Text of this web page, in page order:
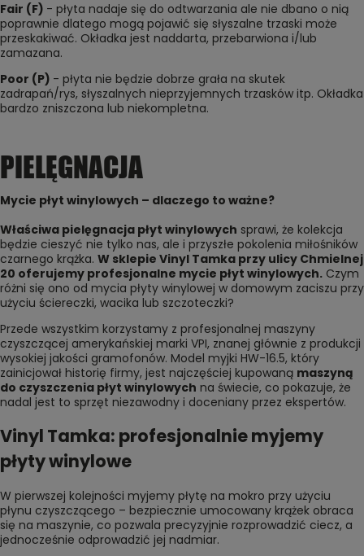
Fair (F) - płyta nadaje się do odtwarzania ale nie dbano o nią
poprawnie dlatego mogą pojawić się słyszalne trzaski może
przeskakiwać. Okładka jest naddarta, przebarwiona i/lub
zamazana.
Poor (P) - płyta nie będzie dobrze grała na skutek
zadrapań/rys, słyszalnych nieprzyjemnych trzasków itp. Okładka
bardzo zniszczona lub niekompletna.
PIELĘGNACJA
Mycie płyt winylowych – dlaczego to ważne?
Właściwa pielęgnacja płyt winylowych sprawi, że kolekcja
będzie cieszyć nie tylko nas, ale i przyszłe pokolenia miłośników
czarnego krążka. W sklepie Vinyl Tamka przy ulicy Chmielnej
20 oferujemy profesjonalne mycie płyt winylowych. Czym
różni się ono od mycia płyty winylowej w domowym zaciszu przy
użyciu ściereczki, wacika lub szczoteczki?
Przede wszystkim korzystamy z profesjonalnej maszyny
czyszczącej amerykańskiej marki VPI, znanej głównie z produkcji
wysokiej jakości gramofonów. Model myjki HW-16.5, który
zainicjował historię firmy, jest najczęściej kupowaną maszyną
do czyszczenia płyt winylowych na świecie, co pokazuje, że
nadal jest to sprzęt niezawodny i doceniany przez ekspertów.
Vinyl Tamka: profesjonalnie myjemy
płyty winylowe
W pierwszej kolejności myjemy płytę na mokro przy użyciu
płynu czyszczącego – bezpiecznie umocowany krążek obraca
się na maszynie, co pozwala precyzyjnie rozprowadzić ciecz, a
jednocześnie odprowadzić jej nadmiar.